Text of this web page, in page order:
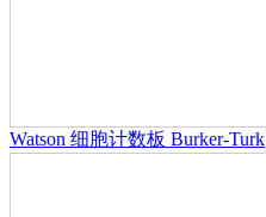
Watson 细胞计数板 Burker-Turk